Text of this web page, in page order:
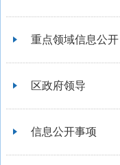
重点领域信息公开
区政府领导
信息公开事项